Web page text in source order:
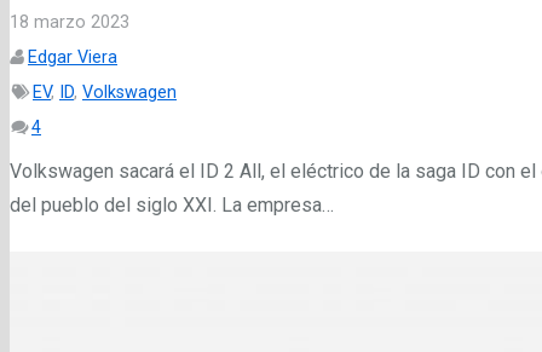
18 marzo 2023
Edgar Viera
EV, ID, Volkswagen
4Comentarios
Volkswagen sacará el ID 2 All, el eléctrico de la saga ID con
del pueblo del siglo XXI. La empresa…